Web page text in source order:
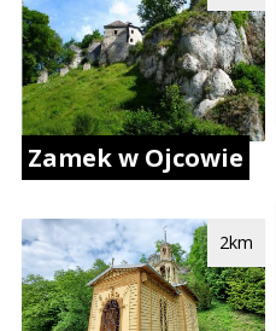
Zamek w Ojcowie
2km